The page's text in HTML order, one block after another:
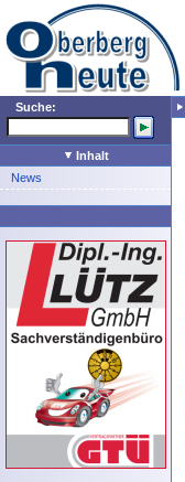
Suche:
Inhalt
News